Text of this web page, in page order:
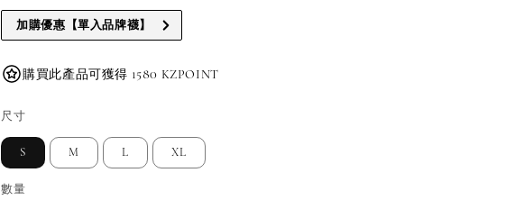
加購優惠【單入品牌襪】
購買此產品可獲得 1580 KZPOINT
尺寸
S M L XL
數量